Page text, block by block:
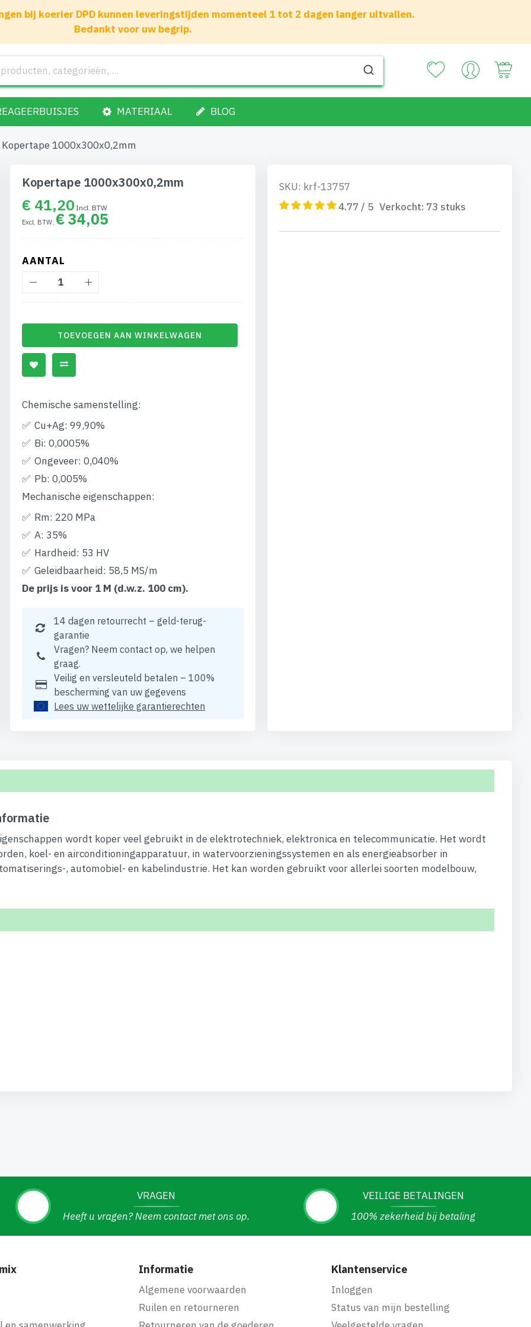
bij koerier DPD kunnen leveringstijden momenteel 1 tot 2 dagen langer uitvallen.
Bedankt voor uw begrip.
MATERIAAL BLOG
Kopertape 1000x300x0,2mm
Kopertape 1000x300x0,2mm
€ 41,20
€ 34,05
AANTAL
TOEVOEGEN AAN WINKELWAGEN
Chemische samenstelling:
Cu+Ag: 99,90%
Bi: 0,0005%
Ongeveer: 0,040%
Pb: 0,005%
Mechanische eigenschappen:
Rm: 220 MPa
A: 35%
Hardheid: 53 HV
Geleidbaarheid: 58,5 MS/m
De prijs is voor 1 M (d.w.z. 100 cm).
14 dagen retourrecht – geld-terug-
garantie
Vragen? Neem contact op, we helpen
graag.
Veilig en versleuteld betalen – 100%
bescherming van uw gegevens
Lees uw wettelijke garantierechten
SKU: krf-13757
4.77 / 5 Verkocht: 73 stuks
wordt koper veel gebruikt in de elektrotechniek, elektronica en telecommunicatie. Het wordt
koel- en airconditioningapparatuur, in watervoorzieningssystemen en als energieabsorber in
, automobiel- en kabelindustrie. Het kan worden gebruikt voor allerlei soorten modelbouw,
VRAGEN
Heeft u vragen? Neem contact met ons op.
VEILIGE BETALINGEN
100% zekerheid bij betaling
Informatie
Algemene voorwaarden
Ruilen en retourneren
Klantenservice
Inloggen
Status van mijn bestelling